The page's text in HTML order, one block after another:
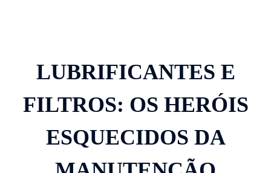
LUBRIFICANTES E
FILTROS: OS HERÓIS
ESQUECIDOS DA